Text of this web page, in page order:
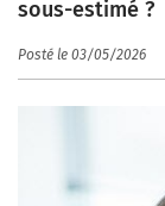
sous-estimé ?
Posté le 03/05/2026